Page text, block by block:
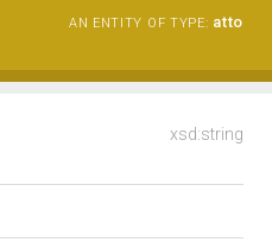
AN ENTITY OF TYPE: atto
xsd:string